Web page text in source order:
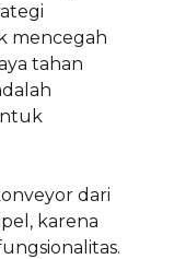
mencegah
tahan
dari
karena